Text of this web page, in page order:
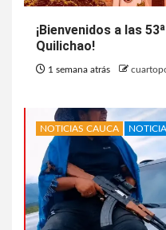
¡Bienvenidos a las
Quilichao!
1 semana atrás
NOTICIAS CAUCA